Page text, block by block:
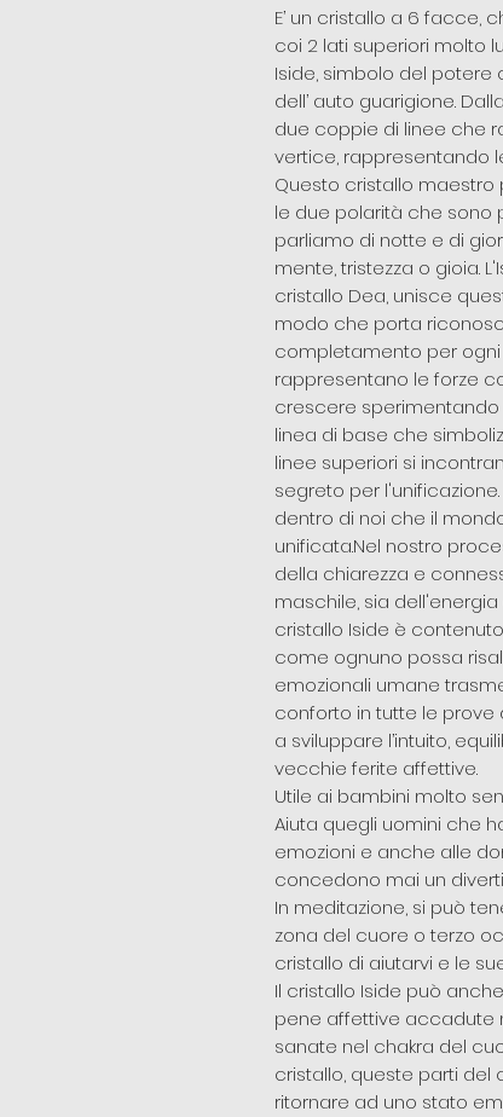
E’ un cristallo a 6 facce,
coi 2 lati superiori molto
Iside, simbolo del potere
dell’ auto guarigione.
due coppie di linee che
vertice, rappresentando
Questo cristallo
le due polarità che sono
parliamo di notte e di
mente, tristezza o gioia.
cristallo Dea, unisce
modo che porta
completamento per ogni
rappresentano le forze
crescere sperimentando
linea di base che
linee superiori si
segreto per
dentro di noi che il
unificata.Nel nostro
della chiarezza e
maschile, sia
cristallo Iside è
come ognuno possa
emozionali umane
conforto in tutte le prove
a sviluppare l’intuito,
vecchie ferite affettive.
Utile ai bambini molto
Aiuta quegli uomini che
emozioni e anche alle
concedono mai un
In meditazione, si può
zona del cuore o terzo
cristallo di aiutarvi e le
Il cristallo Iside può
pene affettive accadute
sanate nel chakra del
cristallo, queste parti
ritornare ad uno stato